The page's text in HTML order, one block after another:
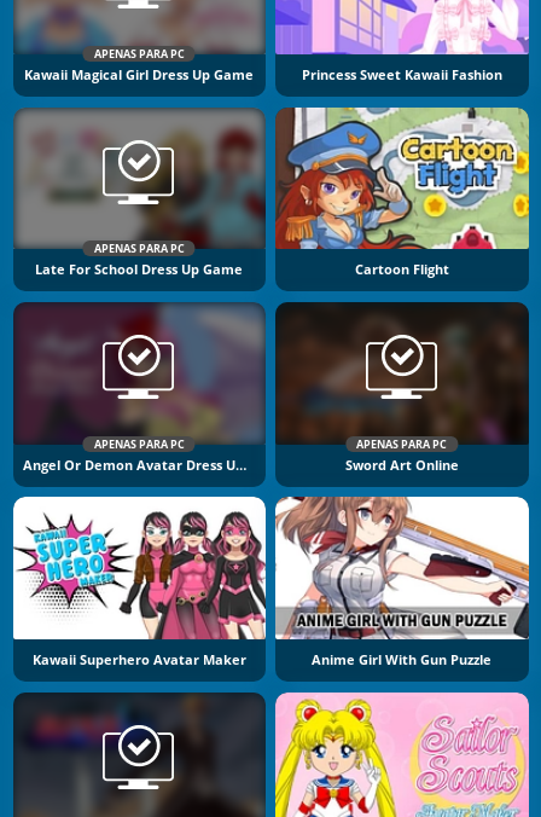
APENAS PARA PC
Kawaii Magical Girl Dress Up Game Princess Sweet Kawaii Fashion
APENAS PARA PC
Late For School Dress Up Game Cartoon Flight
APENAS PARA PC
Angel Or Demon Avatar Dress Up Game
APENAS PARA PC
Sword Art Online
Kawaii Superhero Avatar Maker Anime Girl With Gun Puzzle